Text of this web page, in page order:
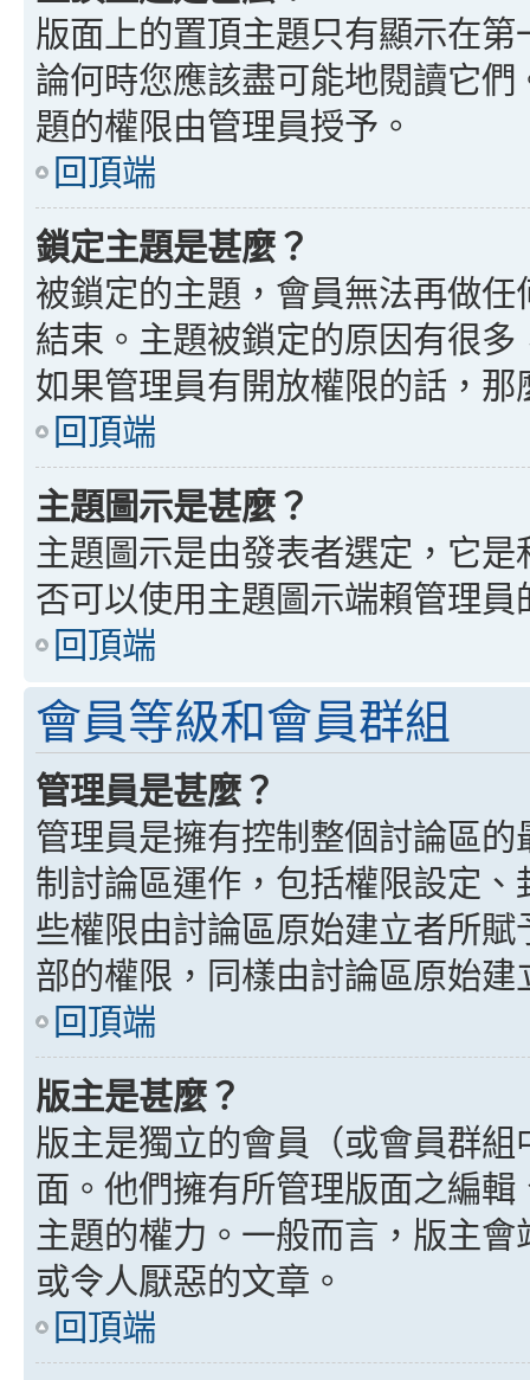
版面上的置頂主題只有顯示在
論何時您應該盡可能地閱讀它
題的權限由管理員授予。
回頂端
鎖定主題是甚麼？
被鎖定的主題，會員無法再做
結束。主題被鎖定的原因有很
如果管理員有開放權限的話，
回頂端
主題圖示是甚麼？
主題圖示是由發表者選定，它
否可以使用主題圖示端賴管理員
回頂端
會員等級和會員群組
管理員是甚麼？
管理員是擁有控制整個討論區
制討論區運作，包括權限設定
些權限由討論區原始建立者所
部的權限，同樣由討論區原始建
回頂端
版主是甚麼？
版主是獨立的會員（或會員群
面。他們擁有所管理版面之編
主題的權力。一般而言，版主
或令人厭惡的文章。
回頂端